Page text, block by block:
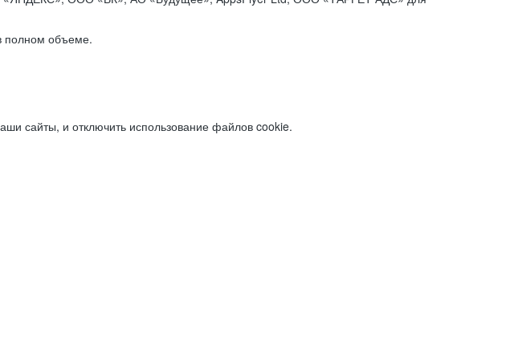
полном объеме.
сайты, и отключить использование файлов cookie.